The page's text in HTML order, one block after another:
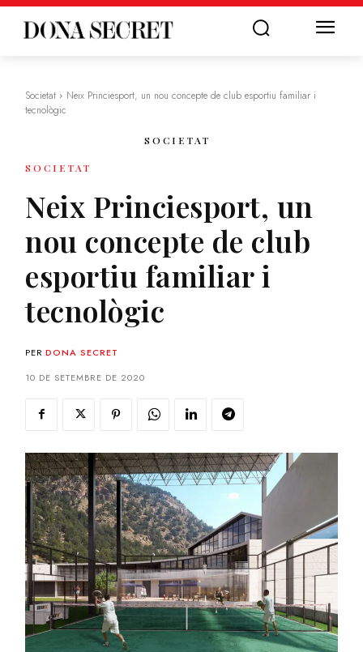
Societat
Neix Princiesport, un nou concepte de club esportiu familiar i
tecnològic
SOCIETAT
SOCIETAT
Neix Princiesport, un
nou concepte de club
esportiu familiar i
tecnològic
PER DONA SECRET
10 DE SETEMBRE DE 2020